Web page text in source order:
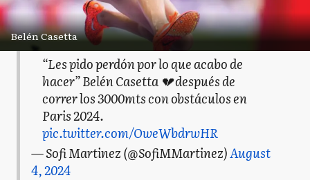
Belén Casetta
“Les pido perdón por lo que acabo de
hacer” Belén Casetta 💔 después de
correr los 3000mts con obstáculos en
Paris 2024.
pic.twitter.com/OweWbdrwHR
— Sofi Martinez (@SofiMMartinez)August
4, 2024